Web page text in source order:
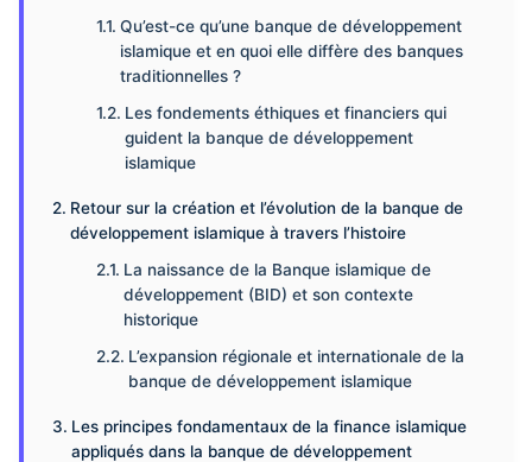
Qu’est-ce qu’une banque de développement
islamique et en quoi elle diffère des banques
traditionnelles ?
Les fondements éthiques et financiers qui
guident la banque de développement
islamique
Retour sur la création et l’évolution de la banque de
développement islamique à travers l’histoire
La naissance de la Banque islamique de
développement (BID) et son contexte
historique
L’expansion régionale et internationale de la
banque de développement islamique
Les principes fondamentaux de la finance islamique
appliqués dans la banque de développement